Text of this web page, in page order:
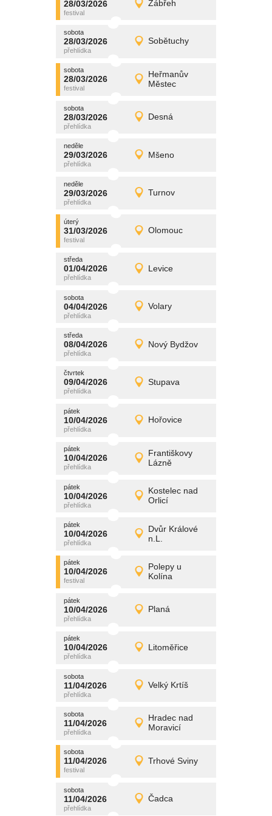
28/03/2026 Zábřeh
sobota
28/03/2026 Detail
sobota
28/03/2026 Sobětuchy
sobota
28/03/2026 Detail
promítání
sobota
28/03/2026
Heřmanův
Městec
sobota
28/03/2026 Detail
promítání
sobota
28/03/2026 Desná
sobota
28/03/2026 Detail
promítání
neděle
29/03/2026 Mšeno
neděle
29/03/2026 Detail
promítání
neděle
29/03/2026 Turnov
neděle
29/03/2026 Detail
promítání
úterý
31/03/2026 Olomouc
úterý
31/03/2026 Detail
promítání
středa
01/04/2026 Levice
středa
01/04/2026 Detail
promítání
sobota
04/04/2026 Volary
sobota
04/04/2026 Detail
promítání
středa
08/04/2026 Nový Bydžov
středa
08/04/2026 Detail
promítání
čtvrtek
09/04/2026 Stupava
čtvrtek
09/04/2026 Detail
promítání
pátek
10/04/2026 Hořovice
pátek
10/04/2026 Detail
promítání
pátek
10/04/2026
Františkovy
Lázně
pátek
10/04/2026 Detail
promítání
pátek
10/04/2026
Kostelec nad
Orlicí
pátek
10/04/2026 Detail
promítání
pátek
10/04/2026
Dvůr Králové
n.L.
pátek
10/04/2026 Detail
promítání
pátek
10/04/2026
Polepy u
Kolína
pátek
10/04/2026 Detail
promítání
pátek
10/04/2026 Planá
pátek
10/04/2026 Detail
promítání
pátek
10/04/2026 Litoměřice
pátek
10/04/2026 Detail
promítání
sobota
11/04/2026 Velký Krtíš
sobota
11/04/2026 Detail
promítání
sobota
11/04/2026
Hradec nad
Moravicí
sobota
11/04/2026 Detail
promítání
sobota
11/04/2026 Trhové Sviny
sobota
11/04/2026 Detail
promítání
sobota
11/04/2026 Čadca
sobota
11/04/2026 Detail
promítání